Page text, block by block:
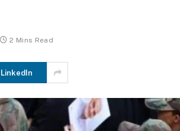
2 Mins Read
LinkedIn